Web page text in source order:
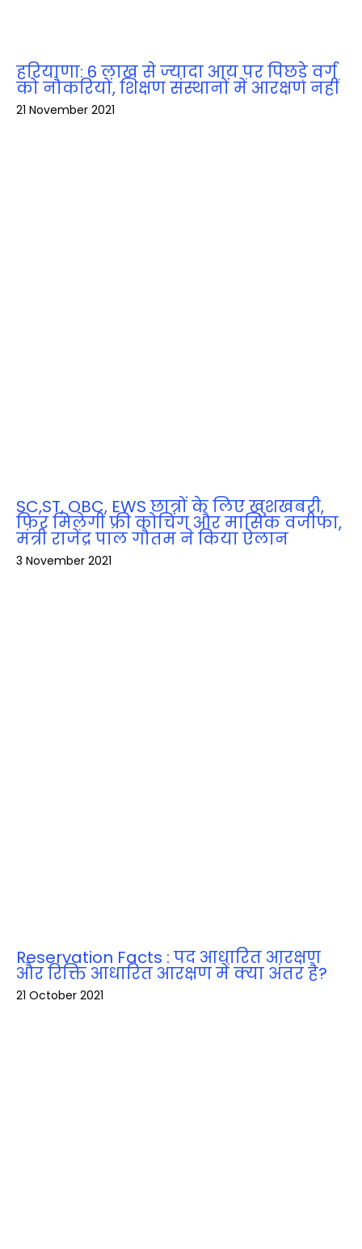
हरियाणा: 6 लाख से ज्‍यादा आय पर पिछड़े वर्ग
को नौकरियों, शिक्षण संस्थानों में आरक्षण नहीं
21 November 2021
SC,ST, OBC, EWS छात्रों के लिए खुशखबरी,
फ‍िर मिलेगी फ्री कोचिंग और मासिक वजीफा,
मंत्री राजेंद्र पाल गौतम ने किया ऐलान
3 November 2021
Reservation Facts : पद आधारित आरक्षण
और रिक्ति आधारित आरक्षण में क्या अंतर है?
21 October 2021